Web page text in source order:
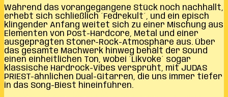
Während das vorangegangene Stück noch nachhallt,
erhebt sich schließlich ´Fedrekult´, und ein episch
klingender Anfang weitet sich zu einer Mischung aus
Elementen von Post-Hardcore, Metal und einer
ausgeprägten Stoner-Rock-Atmosphäre aus. Über
das gesamte Machwerk hinweg behält der Sound
einen einheitlichen Ton, wobei ´Likvoke´ sogar
klassische Hardrock-Vibes versprüht, mit JUDAS
PRIEST-ähnlichen Dual-Gitarren, die uns immer tiefer
in das Song-Biest hineinführen.